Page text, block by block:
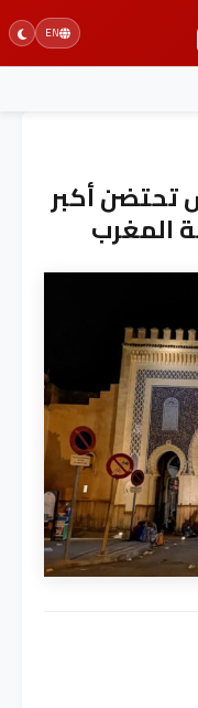
EN
تحتضن أكبر
المغرب